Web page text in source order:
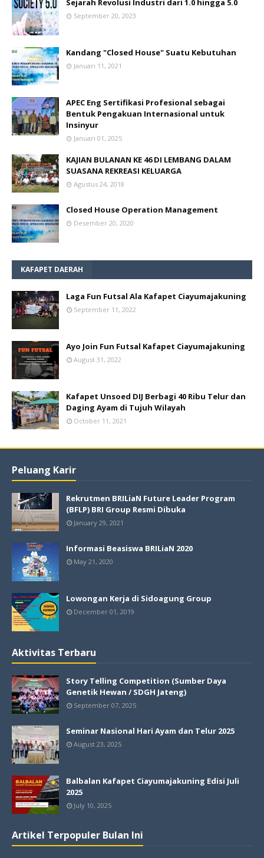
Sejarah Revolusi Industri dari 1.0 hingga 5.0
September 20, 2023
Kandang "Closed House" Suatu Kebutuhan
Januari 11, 2021
APEC Eng Sertifikasi Profesional sebagai
Bentuk Pengakuan Internasional untuk
Insinyur
Januari 01, 2025
KAJIAN BULANAN KE 46 DI LEMBANG DALAM
SUASANA REKREASI KELUARGA
Agustus 24, 2018
Closed House Operation Management
Desember 20, 2020
KAFAPET DAERAH
Laga Fun Futsal Ala Kafapet Ciayumajakuning
September 11, 2022
Ayo Join Fun Futsal Kafapet Ciayumajakuning
August 31, 2022
Kafapet Unsoed DIJ Berbagi 40 Ribu Telur dan
Daging Ayam di Tujuh Wilayah
October 11, 2021
Peluang Karir
Rekrutmen BRILiaN Future Leader Program
(BFLP) BRI Group Resmi Dibuka
January 29, 2021
Informasi Beasiswa BRILiaN 2020
May 21, 2020
Lowongan Kerja di Sidoagung Group
December 01, 2019
Aktivitas Terbaru
Story Telling Competition (Sumber Daya
Genetik Hewan / SDGH Jateng)
September 07, 2025
Seminar Nasional Hari Ayam dan Telur 2025
August 23, 2025
Balbalan Kafapet Ciayumajakuning Edisi Juli
2025
July 10, 2025
Artikel Terpopuler Bulan Ini